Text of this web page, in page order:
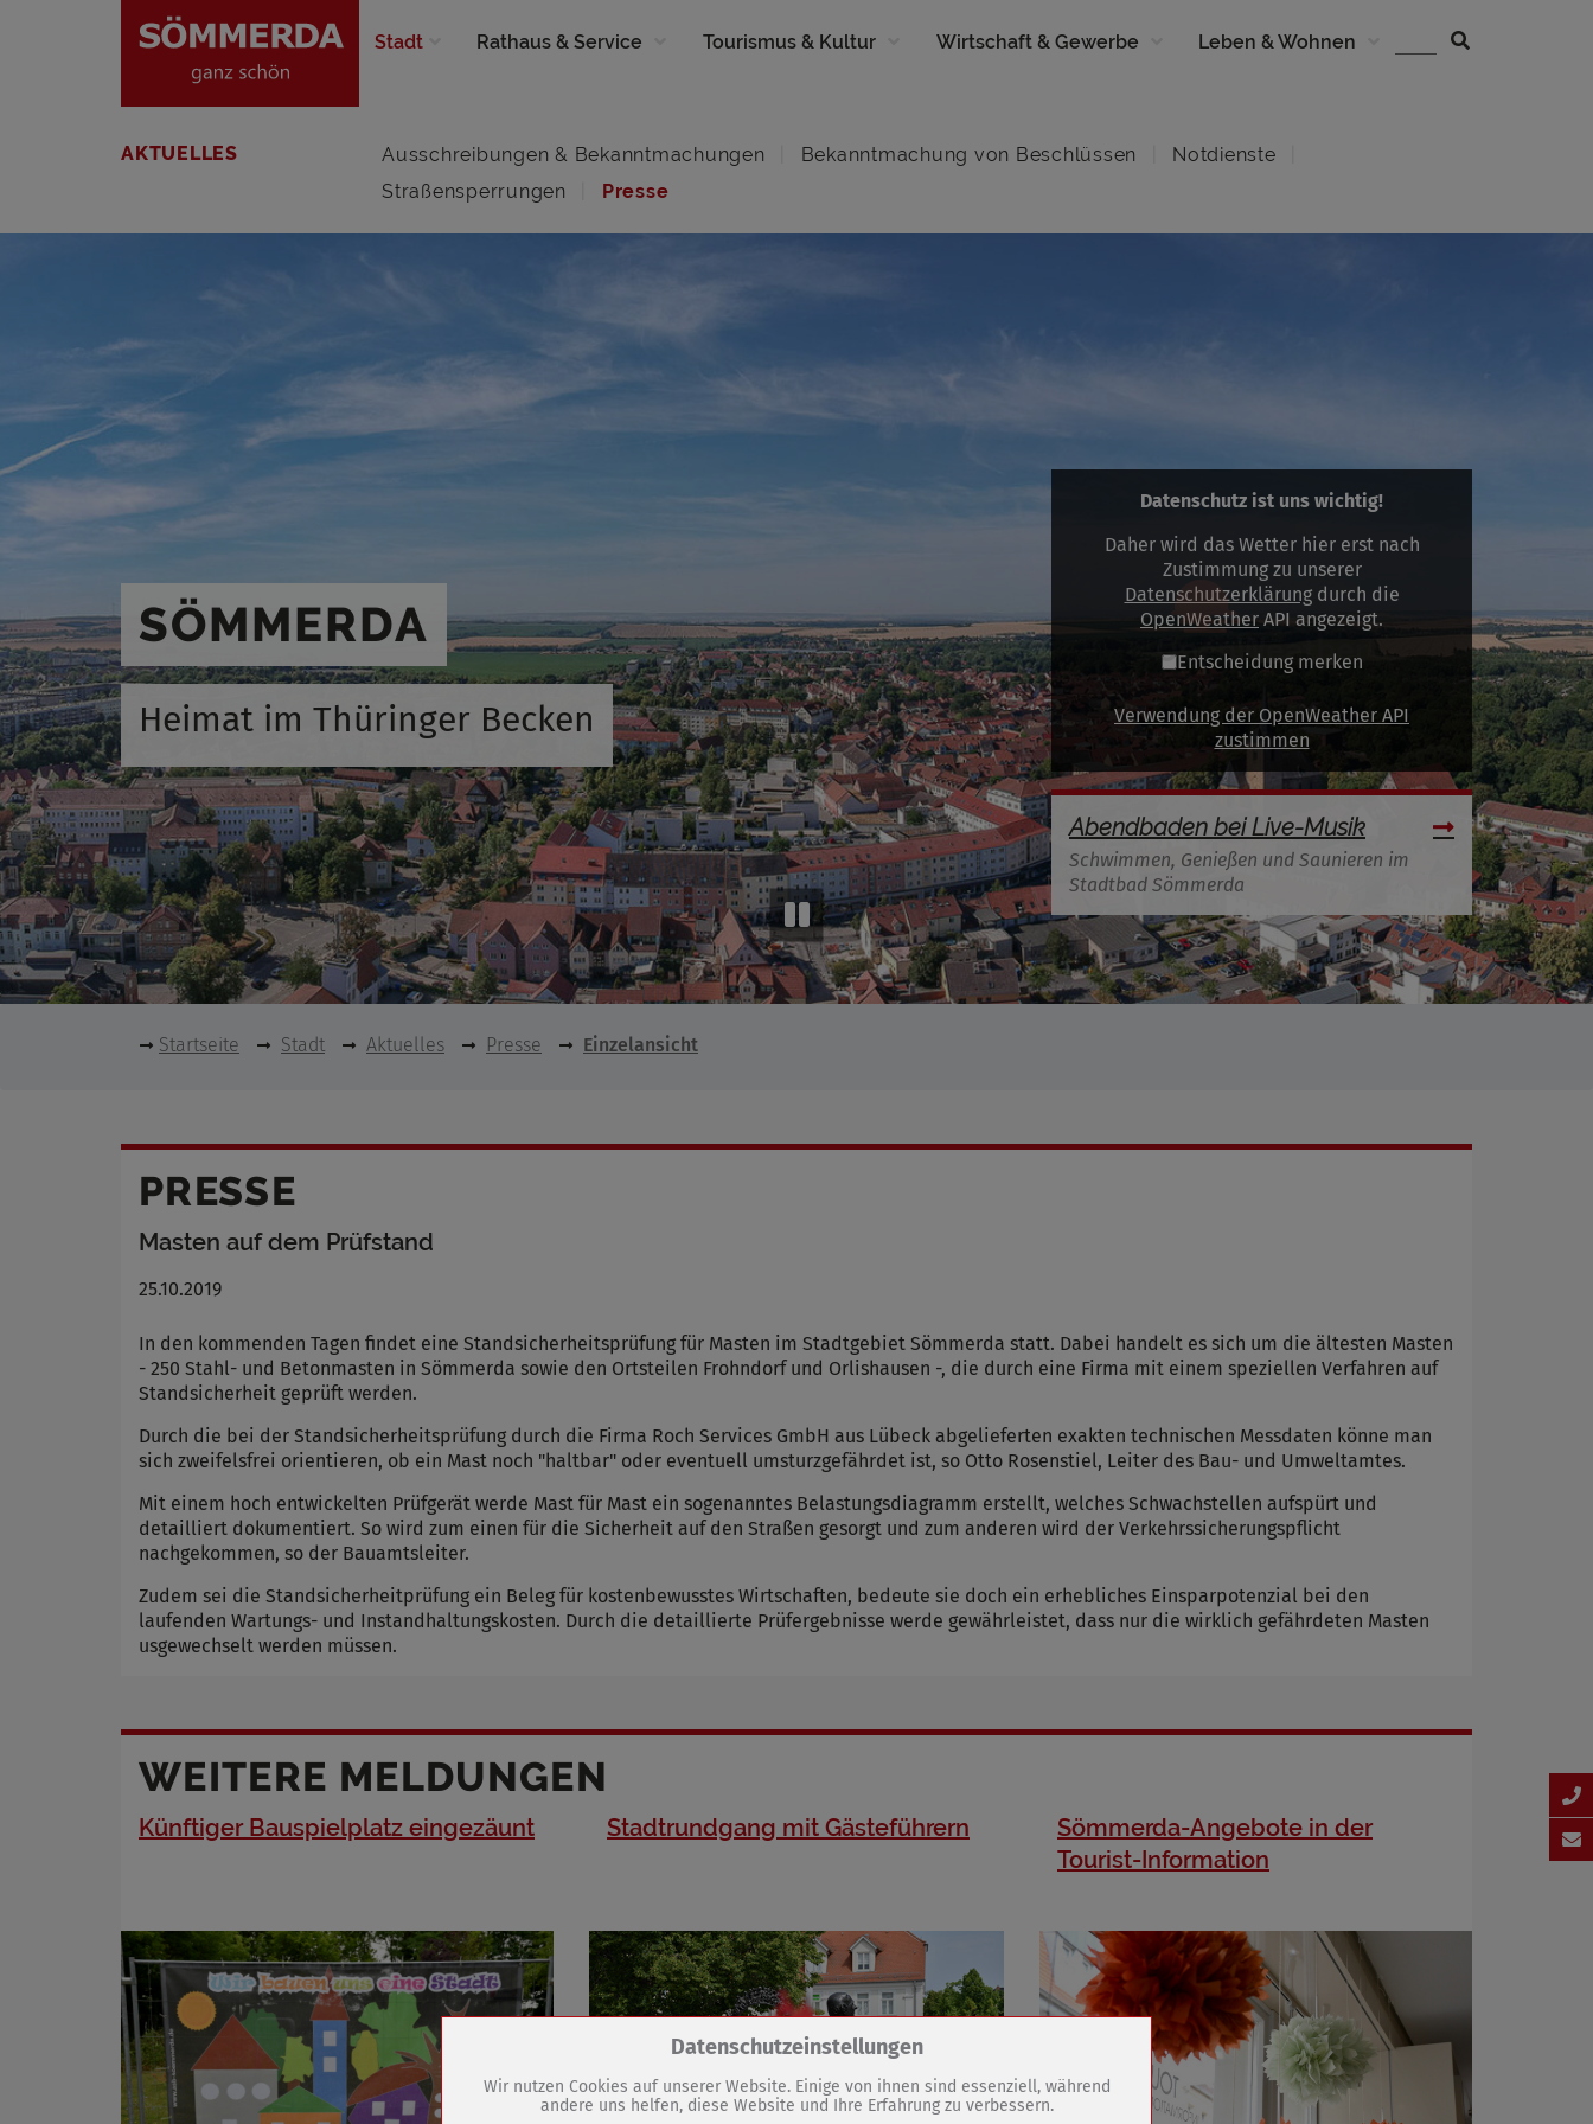
Stadt Rathaus & Service Tourismus & Kultur Wirtschaft & Gewerbe Leben & Wohnen
AKTUELLES Ausschreibungen & Bekanntmachungen Bekanntmachung von Beschlüssen
Notdienste
Straßensperrungen
Presse
SÖMMERDA
Heimat im Thüringer Becken
Datenschutz ist uns wichtig!
Daher wird das Wetter hier erst nach
Zustimmung zu unserer
Datenschutzerklärungdurch die
OpenWeather API angezeigt.
Entscheidung merken
Verwendung der OpenWeather API
zustimmen
Abendbaden bei Live-Musik
Schwimmen, Genießen und Saunieren im
Stadtbad Sömmerda
Startseite Stadt Aktuelles Presse Einzelansicht
PRESSE
Masten auf dem Prüfstand
25.10.2019
In den kommenden Tagen findet eine Standsicherheitsprüfung für Masten im Stadtgebiet Sömmerda statt. Dabei handelt es sich um die ältesten Masten
- 250 Stahl- und Betonmasten in Sömmerda sowie den Ortsteilen Frohndorf und Orlishausen -, die durch eine Firma mit einem speziellen Verfahren auf
Standsicherheit geprüft werden.
Durch die bei der Standsicherheitsprüfung durch die Firma Roch Services GmbH aus Lübeck abgelieferten exakten technischen Messdaten könne man
sich zweifelsfrei orientieren, ob ein Mast noch "haltbar" oder eventuell umsturzgefährdet ist, so Otto Rosenstiel, Leiter des Bau- und Umweltamtes.
Mit einem hoch entwickelten Prüfgerät werde Mast für Mast ein sogenanntes Belastungsdiagramm erstellt, welches Schwachstellen aufspürt und
detailliert dokumentiert. So wird zum einen für die Sicherheit auf den Straßen gesorgt und zum anderen wird der Verkehrssicherungspflicht
nachgekommen, so der Bauamtsleiter.
Zudem sei die Standsicherheitprüfung ein Beleg für kostenbewusstes Wirtschaften, bedeute sie doch ein erhebliches Einsparpotenzial bei den
laufenden Wartungs- und Instandhaltungskosten. Durch die detaillierte Prüfergebnisse werde gewährleistet, dass nur die wirklich gefährdeten Masten
usgewechselt werden müssen.
WEITERE MELDUNGEN
Künftiger Bauspielplatz eingezäunt Stadtrundgang mit Gästeführern
Sömmerda-Angebote in der
Tourist-Information
Zum Betrieb der Seite notwendige Cookies / Drittanbieter:
PHP Session Cookie
Datenschutzeinstellungen
Wir nutzen Cookies auf unserer Website. Einige von ihnen sind essenziell, während
andere uns helfen, diese Website und Ihre Erfahrung zu verbessern.